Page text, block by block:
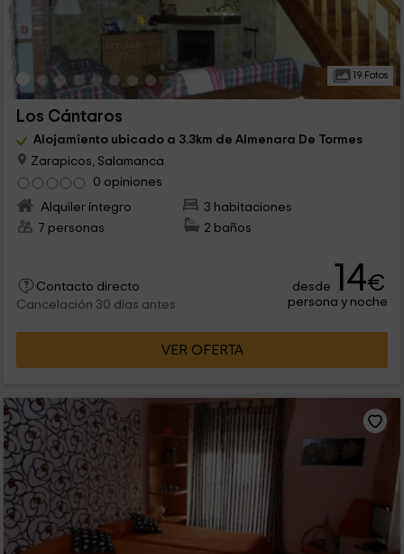
19 Fotos
Los Cántaros
Alojamiento ubicado a 3.3km de Almenara De Tormes
Zarapicos, Salamanca
0 opiniones
Alquiler íntegro
3 habitaciones
7 personas
2 baños
Contacto directo
Cancelación 30 días antes
desde 14€
persona y noche
VER OFERTA